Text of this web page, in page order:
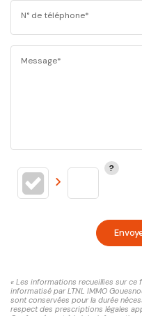
N° de téléphone*
Message*
« Les informations recueillies sur ce
informatisé par LTNL IMMO
sont conservées pour la durée
respect des prescriptions légales